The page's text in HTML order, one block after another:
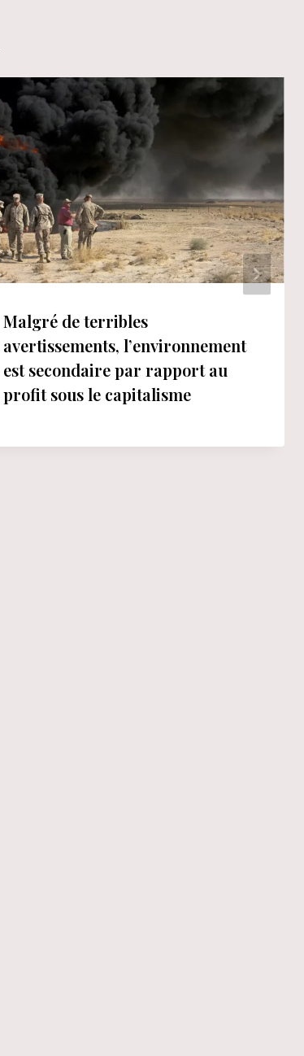
Malgré de terribles
avertissements, l’environnement
est secondaire par rapport au
profit sous le capitalisme